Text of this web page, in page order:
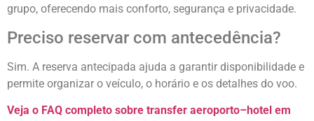
grupo, oferecendo mais conforto, segurança e privacidade.
Preciso reservar com antecedência?
Sim. A reserva antecipada ajuda a garantir disponibilidade e
permite organizar o veículo, o horário e os detalhes do voo.
Veja o FAQ completo sobre transfer aeroporto–hotel em